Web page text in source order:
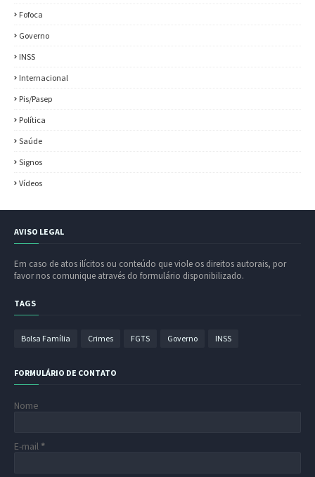
Fofoca
Governo
INSS
Internacional
Pis/Pasep
Política
Saúde
Signos
Vídeos
AVISO LEGAL
Em caso de atos ilícitos ou conteúdo que viole os direitos autorais, por
favor nos comunique através do formulário disponibilizado.
TAGS
Bolsa Família Crimes FGTS Governo INSS
FORMULÁRIO DE CONTATO
Nome
E-mail *